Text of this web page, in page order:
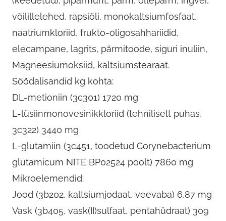
võilillelehed, rapsiõli, monokaltsiumfosfaat,
naatriumkloriid, frukto-oligosahhariidid,
elecampane, lagrits, pärmitoode, siguri inuliin,
Magneesiumoksiid, kaltsiumstearaat.
Söödalisandid kg kohta:
DL-metioniin (3c301) 1720 mg
L-lüsiinmonovesinikkloriid (tehniliselt puhas,
3c322) 3440 mg
L-glutamiin (3c451, toodetud Corynebacterium
glutamicum NITE BP02524 poolt) 7860 mg
Mikroelemendid:
Jood (3b202, kaltsiumjodaat, veevaba) 6,87 mg
Vask (3b405, vask(II)sulfaat, pentahüdraat) 309